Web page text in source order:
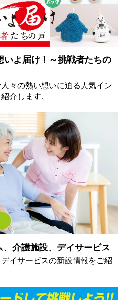
いよ届け！～挑戦者たちの
々の熱い想いに迫る人気イン
介します。
介護施設、デイサービス
イサービスの新設情報をご紹